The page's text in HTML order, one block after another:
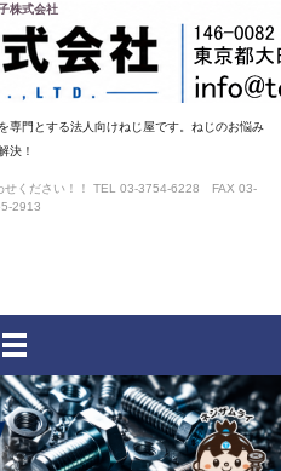
株式会社
専門とする法人向けねじ屋です。ねじのお悩み
決！
せください！！ TEL 03-3754-6228 FAX 03-
2913